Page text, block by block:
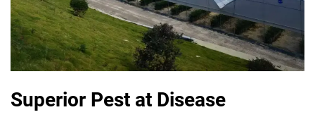
Superior Pest at Disease